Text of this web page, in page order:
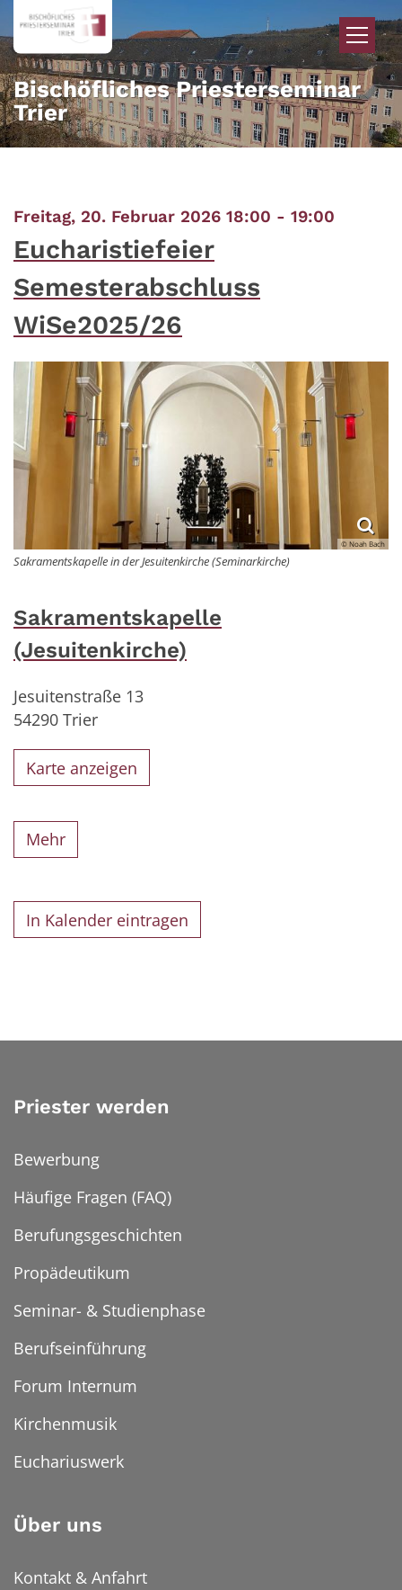
Zum Inhalt springen
Bischöfliches Priesterseminar
Trier
Freitag, 20. Februar 2026 18:00 - 19:00
Eucharistiefeier
Semesterabschluss
WiSe2025/26
© Noah Bach
Sakramentskapelle in der Jesuitenkirche (Seminarkirche)
Sakramentskapelle
(Jesuitenkirche)
Jesuitenstraße 13
54290 Trier
Karte anzeigen
Mehr
In Kalender eintragen
Priester werden
Bewerbung
Häufige Fragen (FAQ)
Berufungsgeschichten
Propädeutikum
Seminar- & Studienphase
Berufseinführung
Forum Internum
Kirchenmusik
Euchariuswerk
Über uns
Kontakt & Anfahrt